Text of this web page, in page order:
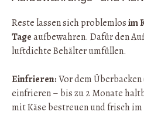
Reste lassen sich problemlosim
Tageaufbewahren. Dafür den
luftdichte Behälter umfüllen.
Einfrieren:Vor dem
einfrieren – bis zu 2 Monate
mit Käse bestreuen und frisch im